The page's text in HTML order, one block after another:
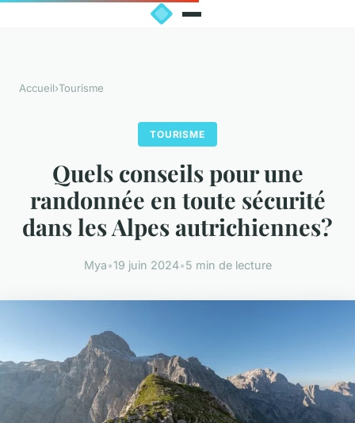
Accueil›Tourisme
TOURISME
Quels conseils pour une
randonnée en toute sécurité
dans les Alpes autrichiennes?
Mya•19 juin 2024•5 min de lecture